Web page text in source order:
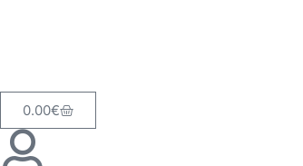
0.00€